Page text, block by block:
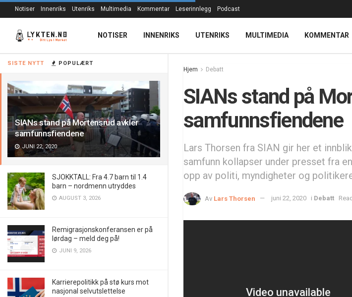
SISTE NYTT POPULÆRT
SIANs stand på Mortensrud avkler
samfunnsfiendene
JUNI 22, 2020
SJOKKTALL: Fra 4.7 barn til 1.4
barn – nordmenn utryddes
AUGUST 3, 2026
Remigrasjonskonferansen er på
lørdag – meld deg på!
JUNI 9, 2026
Karrierepolitikk på stø kurs mot
nasjonal selvutslettelse
Notiser Innenriks Utenriks Multimedia Kommentar Leserinnlegg Podcast
NOTISER INNENRIKS UTENRIKS MULTIMEDIA KOMMENTAR
Hjem Debatt
SIANs stand på
samfunnsfiendene
Lars Thorsen fra SIAN gir her et
samfunn kollapser under presset fra
opp av politi, myndigheter og
Av Lars Thorsen juni 22, 2020 i Debatt